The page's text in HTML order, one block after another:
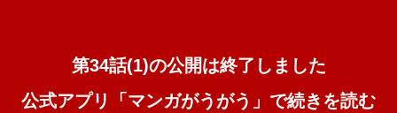
第34話(1)の公開は終了しました
公式アプリ「マンガがうがう」で続きを読む